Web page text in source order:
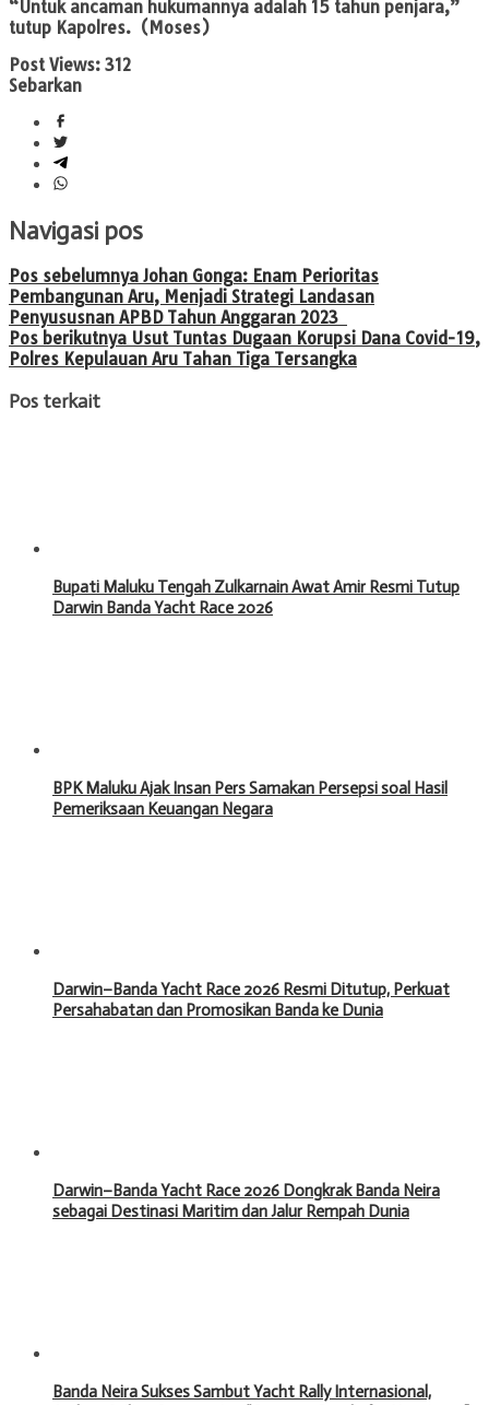
“Untuk ancaman hukumannya adalah 15 tahun penjara,”
tutup Kapolres. (Moses)
Post Views: 312
Sebarkan
Navigasi pos
Pos sebelumnya Johan Gonga: Enam Perioritas
Pembangunan Aru, Menjadi Strategi Landasan
Penyususnan APBD Tahun Anggaran 2023
Pos berikutnya Usut Tuntas Dugaan Korupsi Dana Covid-19,
Polres Kepulauan Aru Tahan Tiga Tersangka
Pos terkait
Bupati Maluku Tengah Zulkarnain Awat Amir Resmi Tutup
Darwin Banda Yacht Race 2026
BPK Maluku Ajak Insan Pers Samakan Persepsi soal Hasil
Pemeriksaan Keuangan Negara
Darwin–Banda Yacht Race 2026 Resmi Ditutup, Perkuat
Persahabatan dan Promosikan Banda ke Dunia
Darwin–Banda Yacht Race 2026 Dongkrak Banda Neira
sebagai Destinasi Maritim dan Jalur Rempah Dunia
Banda Neira Sukses Sambut Yacht Rally Internasional,